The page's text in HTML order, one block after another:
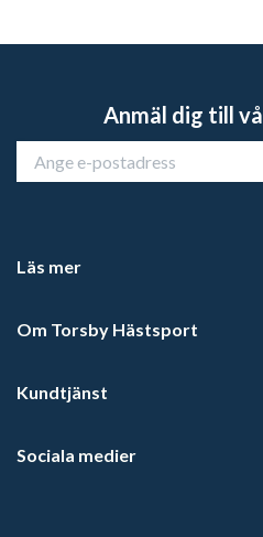
Anmäl dig till
Läs mer
Om Torsby Hästsport
Kundtjänst
Sociala medier